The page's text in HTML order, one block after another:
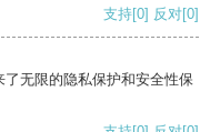
支持[0] 反对[0]
无限的隐私保护和安全性保